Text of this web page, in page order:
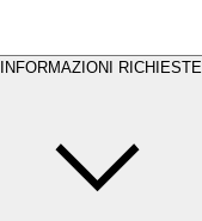
INFORMAZIONI RICHIESTE